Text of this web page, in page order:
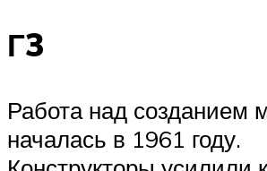
Г3
Работа над созданием
началась в 1961 году.